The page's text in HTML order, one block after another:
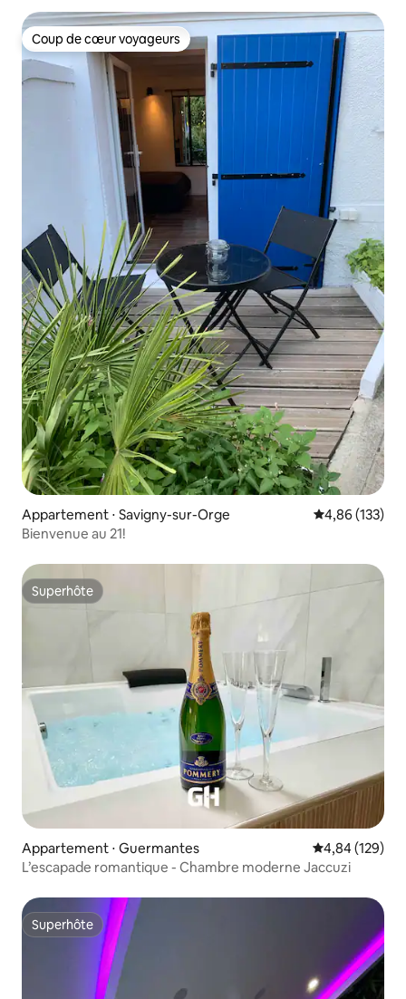
Coup de cœur voyageurs
Coup de cœur voyageurs
Appartement ⋅ Savigny-sur-Orge Évaluation
4,86 (133)
Bienvenue au 21!
Superhôte
Superhôte
Appartement ⋅ Guermantes Évaluation
4,84 (129)
L’escapade romantique - Chambre moderne Jaccuzi
Superhôte
Superhôte